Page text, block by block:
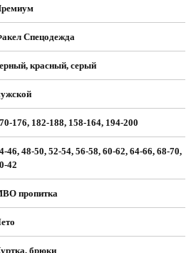
Спецодежда
красный, серый
176, 182-188, 158-164, 194-200
46, 48-50, 52-54, 56-58, 60-62, 64-66, 68-70,
42
пропитка
брюки